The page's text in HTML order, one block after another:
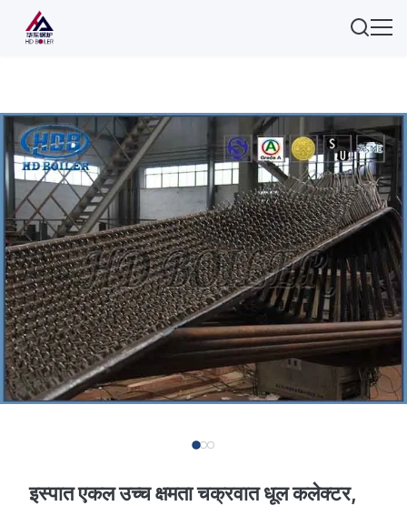
इस्पात एकल उच्च क्षमता चक्रवात धूल कलेक्टर,